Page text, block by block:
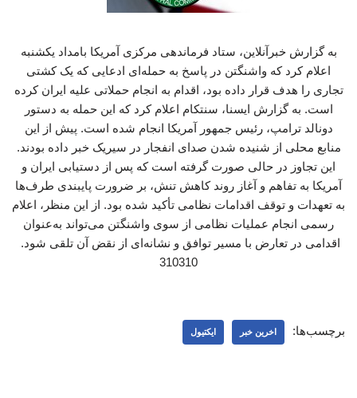
به گزارش خبرآنلاین، ستاد فرماندهی مرکزی آمریکا بامداد یکشنبه
اعلام کرد که واشنگتن در پاسخ به حمله‌ای ادعایی که یک کشتی
تجاری را هدف قرار داده بود، اقدام به انجام حملاتی علیه ایران کرده
است. به گزارش ایسنا، سنتکام اعلام کرد که این حمله به دستور
دونالد ترامپ، رئیس جمهور آمریکا انجام شده است. پیش از این
منابع محلی از شنیده شدن صدای انفجار در سیریک خبر داده بودند.
این تجاوز در حالی صورت گرفته است که پس از دستیابی ایران و
آمریکا به تفاهم و آغاز روند کاهش تنش، بر ضرورت پایبندی طرف‌ها
به تعهدات و توقف اقدامات نظامی تأکید شده بود. از این منظر، اعلام
رسمی انجام عملیات نظامی از سوی واشنگتن می‌تواند به‌عنوان
اقدامی در تعارض با مسیر توافق و نشانه‌ای از نقض آن تلقی شود.
310310
برچسب‌ها: اخرین خبر ایکتیول